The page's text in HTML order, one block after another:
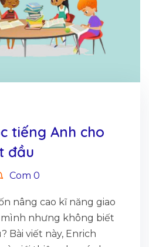
tiếng Anh cho
đầu
Com 0
nâng cao kĩ năng giao
nhưng không biết
Bài viết này, Enrich